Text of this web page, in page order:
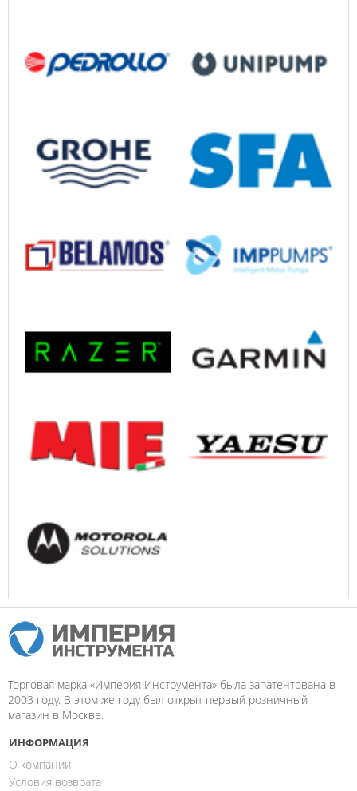
Торговая марка «Империя Инструмента» была запатентована в
2003 году. В этом же году был открыт первый розничный
магазин в Москве.
ИНФОРМАЦИЯ
О компании
Условия возврата